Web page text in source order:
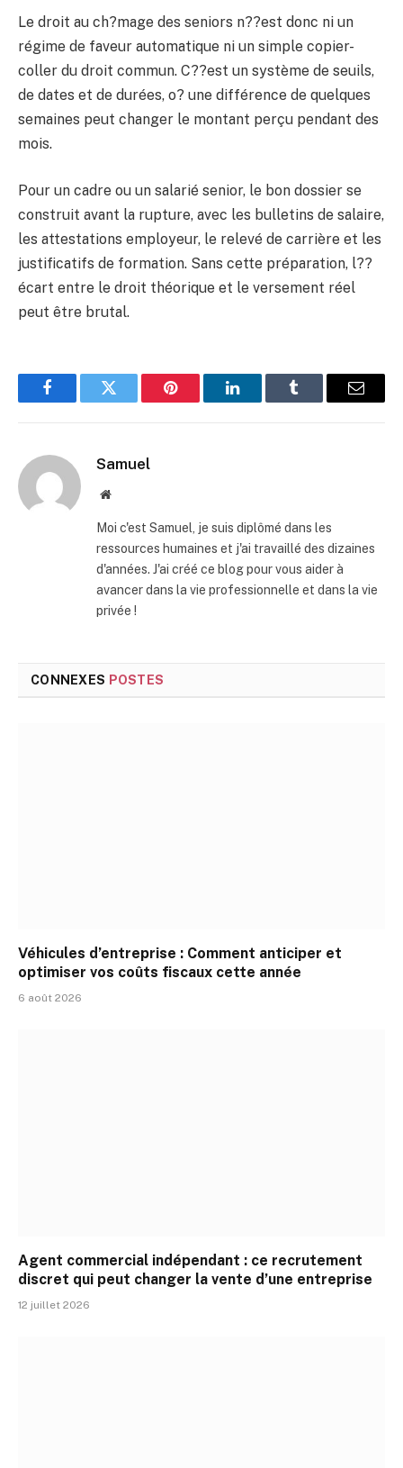
Le droit au ch?mage des seniors n??est donc ni un
régime de faveur automatique ni un simple copier-
coller du droit commun. C??est un système de seuils,
de dates et de durées, o? une différence de quelques
semaines peut changer le montant perçu pendant des
mois.
Pour un cadre ou un salarié senior, le bon dossier se
construit avant la rupture, avec les bulletins de salaire,
les attestations employeur, le relevé de carrière et les
justificatifs de formation. Sans cette préparation, l??
écart entre le droit théorique et le versement réel
peut être brutal.
FacebookTwitter Pinterest LinkedInTumblr
E-
Samuel
Site
Moi c'est Samuel, je suis diplômé dans les
ressources humaines et j'ai travaillé des dizaines
d'années. J'ai créé ce blog pour vous aider à
avancer dans la vie professionnelle et dans la vie
privée !
CONNEXES POSTES
Véhicules d’entreprise : Comment anticiper et
optimiser vos coûts fiscaux cette année
6 août 2026
Agent commercial indépendant : ce recrutement
discret qui peut changer la vente d’une entreprise
12 juillet 2026